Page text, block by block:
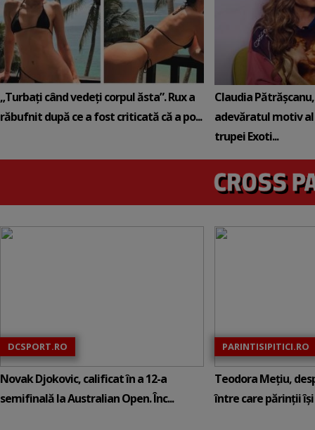
„Turbați când vedeți corpul ăsta”. Rux a
răbufnit după ce a fost criticată că a po...
Claudia
adevăratul motiv
trupei Exoti...
DCSPORT.RO
Novak Djokovic, calificat în a 12-a
semifinală la Australian Open. Înc...
PARINTISIPITICI.RO
Teodora Mețiu,
între care părinții își